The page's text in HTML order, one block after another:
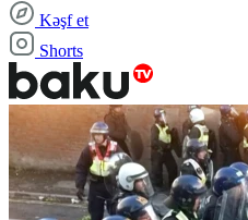
Kəşf et
Shorts